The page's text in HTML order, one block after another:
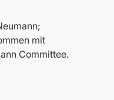
mit
Committee.